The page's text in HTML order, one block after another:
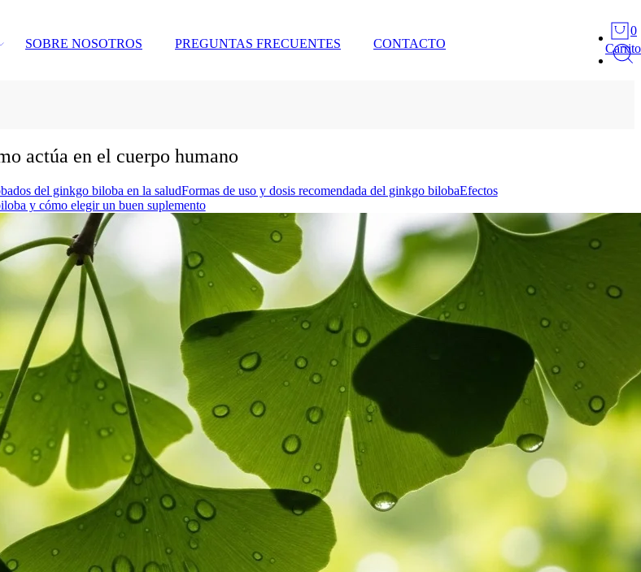
0
Carrito
SOBRE NOSOTROS PREGUNTAS FRECUENTES CONTACTO
actúa en el cuerpo humano
del ginkgo biloba en la saludFormas de uso y dosis recomendada del ginkgo bilobaEfectos
y cómo elegir un buen suplemento